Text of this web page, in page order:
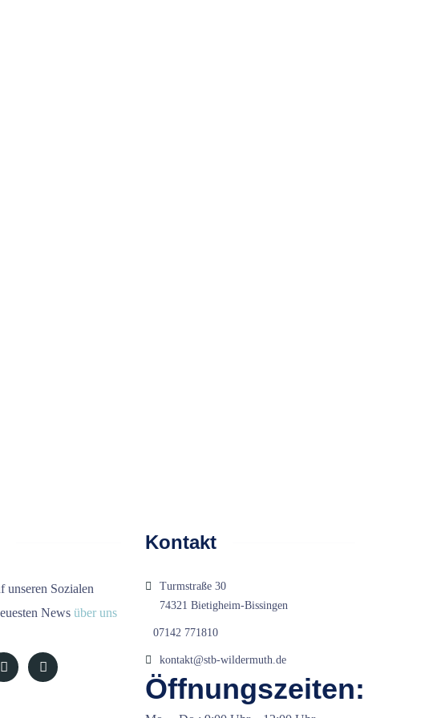
unseren Sozialen
News über uns
Kontakt
Turmstraße 30
74321 Bietigheim-Bissingen
07142 771810
kontakt@stb-wildermuth.de
Öffnungszeiten: